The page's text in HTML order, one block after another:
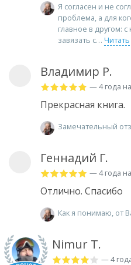
Я согласен и не
проблема, а для
главное в другом:
завязать с
Читать
Владимир Р.
— 4 года
Прекрасная книга.
Замечательный
Геннадий Г.
— 4 года
Отлично. Спасибо
Как я понимаю, от
Nimur T.
— 4